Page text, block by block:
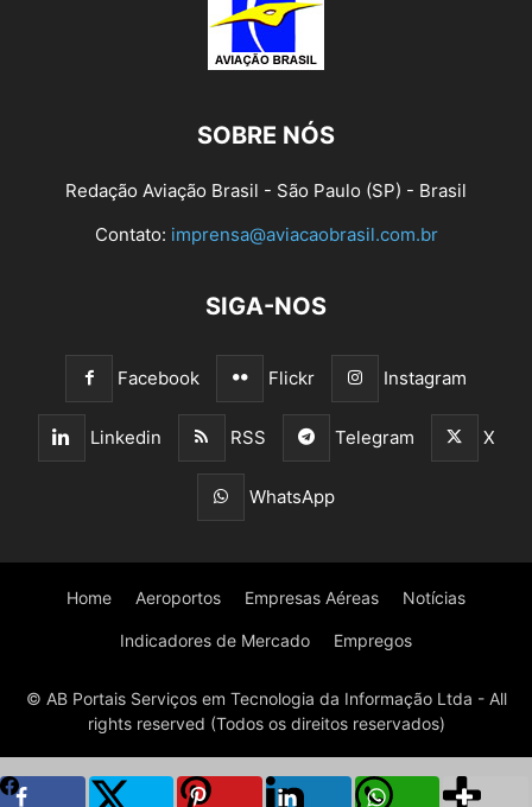
SOBRE NÓS
Redação Aviação Brasil - São Paulo (SP) - Brasil
Contato: imprensa@aviacaobrasil.com.br
SIGA-NOS
Facebook Flickr Instagram
Linkedin RSS Telegram X
WhatsApp
Home Aeroportos Empresas Aéreas Notícias
Indicadores de Mercado Empregos
© AB Portais Serviços em Tecnologia da Informação Ltda - All
rights reserved (Todos os direitos reservados)